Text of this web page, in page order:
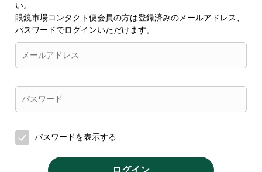
い。
眼鏡市場コンタクト便会員の方は登録済みのメールアドレス、
パスワードでログインいただけます。
パスワードを表示する